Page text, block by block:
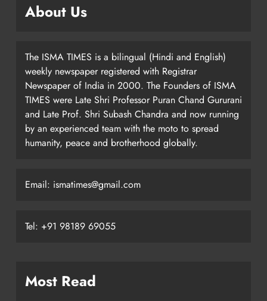
About Us
The ISMA TIMES is a bilingual (Hindi and English)
weekly newspaper registered with Registrar
Newspaper of India in 2000. The Founders of ISMA
TIMES were Late Shri Professor Puran Chand Gururani
and Late Prof. Shri Subash Chandra and now running
by an experienced team with the moto to spread
humanity, peace and brotherhood globally.
Email: ismatimes@gmail.com
Tel: +91 98189 69055
Most Read